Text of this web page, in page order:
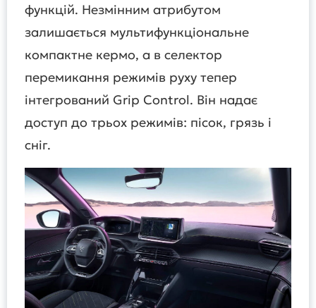
функцій. Незмінним атрибутом
залишається мультифункціональне
компактне кермо, а в селектор
перемикання режимів руху тепер
інтегрований Grip Control. Він надає
доступ до трьох режимів: пісок, грязь і
сніг.